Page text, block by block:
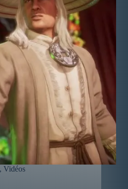
, Vidéos